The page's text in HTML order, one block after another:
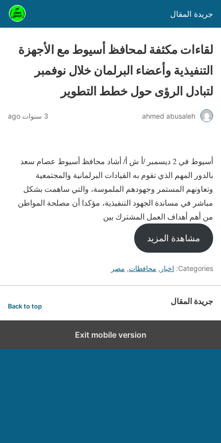
جريدة المقال
لقاءات مكثفة لمحافظ أسيوط مع الأجهزة
التنفيذية وأعضاء البرلمان خلال نوفمبر
لتبادل الرؤى حول خطط التطوير
ahmed abusaleh 3 سنوات ago
أسيوط في 2 ديسمبر /أ ش أ/ أشاد محافظ أسيوط عصام سعد
بالدور المهم الذي تقوم به القيادات البرلمانية والمجتمعية
وتعاونهم المستمر وجهودهم الملموسة، والتي ساهمت بشكل
مباشر في مساندة الجهود التنفيذية، مؤكدا أن مصلحة المواطن
من أهم أهداف العمل المشترك بين
مشاهدة المزيد
Categories: اخبار , محافظات, مصر
جريدة المقال Back to top
Exit mobile version